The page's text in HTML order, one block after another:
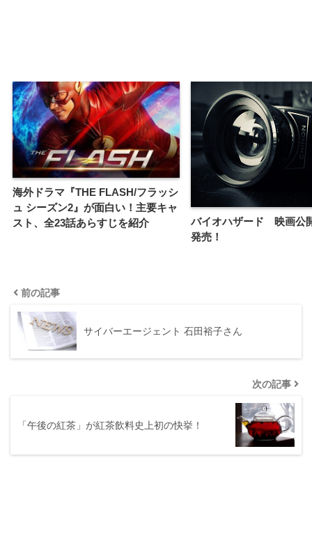
海外ドラマ『THE FLASH/フラッシ
ュ シーズン2』が面白い！主要キャ
スト、全23話あらすじを紹介
バイオハザード 映画公
発売！
前の記事
サイバーエージェント 石田裕子さん
次の記事
「午後の紅茶」が紅茶飲料史上初の快挙！